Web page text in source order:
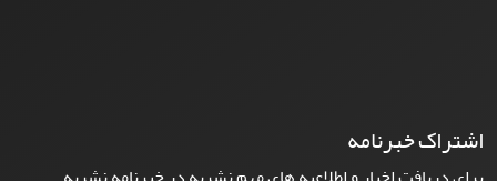
اشتراک خبرنامه